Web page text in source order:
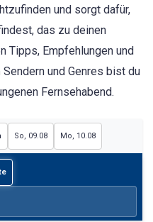
und sorgt dafür,
das zu deinen
Tipps, Empfehlungen und
und Genres bist du
Fernsehabend.
So, 09.08 Mo, 10.08